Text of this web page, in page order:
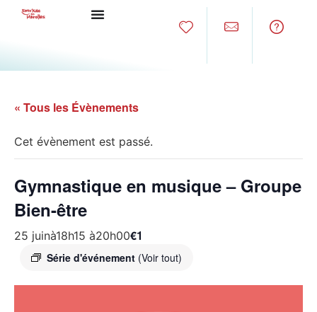
« Tous les Évènements
Cet évènement est passé.
Gymnastique en musique – Groupe
Bien-être
25 juinà18h15 à20h00
Série d'événement (Voir tout)
€1